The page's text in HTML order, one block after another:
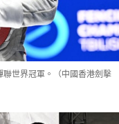
世界冠軍。（中國香港劍擊